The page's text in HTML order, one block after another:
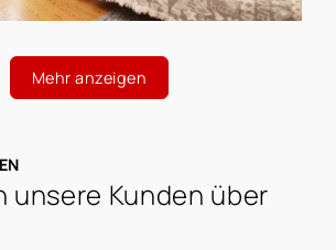
Mehr anzeigen
unsere Kunden über